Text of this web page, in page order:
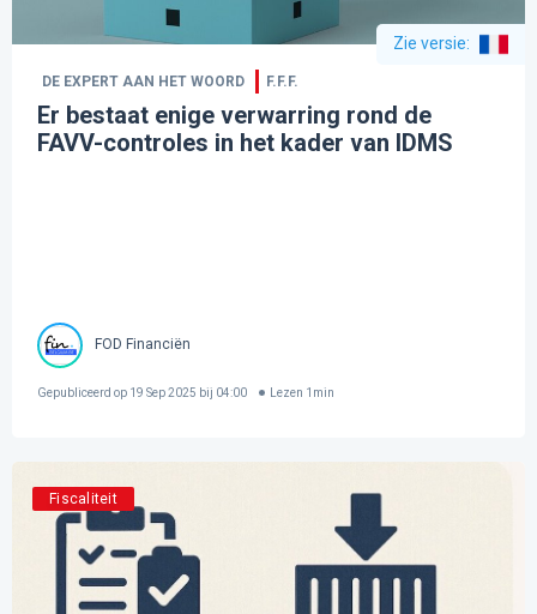
Zie versie:
DE EXPERT AAN HET WOORD F.F.F.
Er bestaat enige verwarring rond de
FAVV-controles in het kader van IDMS
FOD Financiën
Gepubliceerd op 19 Sep 2025 bij 04:00 Lezen 1 min
Fiscaliteit